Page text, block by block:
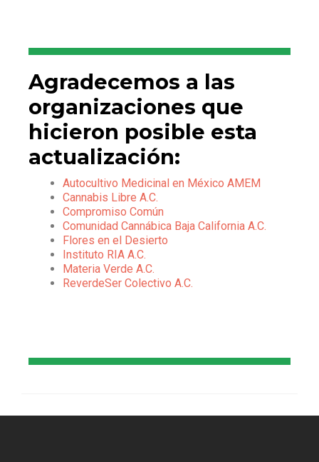
Agradecemos a las
organizaciones que
hicieron posible esta
actualización:
Autocultivo Medicinal en México AMEM
Cannabis Libre A.C.
Compromiso Común
Comunidad Cannábica Baja California A.C.
Flores en el Desierto
Instituto RIA A.C.
Materia Verde A.C.
ReverdeSer Colectivo A.C.